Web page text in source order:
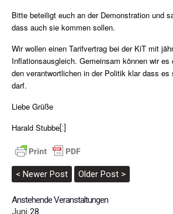
Bitte beteiligt euch an der Demonstration und
dass auch sie kommen sollen.
Wir wollen einen Tarifvertrag bei der KiT mit
Inflationsausgleich. Gemeinsam können wir es
den verantwortlichen in der Politik klar dass es
darf.
Liebe Grüße
Harald Stubbe[:]
< Newer Post Older Post >
Anstehende Veranstaltungen
Juni 28